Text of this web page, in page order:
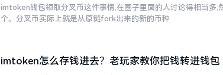
imtoken钱包领取分叉币这件事情,在圈子里面的人讨论得相当多,
个。分叉币实际上就是从原链fork出来的新的币种
imtoken怎么存钱进去？老玩家教你把钱转进钱包